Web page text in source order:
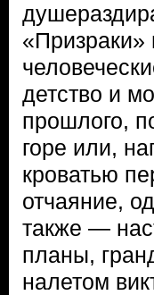
«Призраки»
детство и
прошлого,
горе или,
кроватью
отчаяние,
также —
планы,
налетом